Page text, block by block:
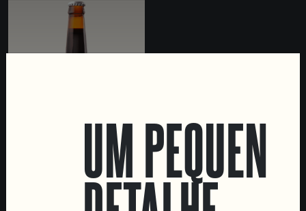
CASAMENTOS &UM PEQUENO